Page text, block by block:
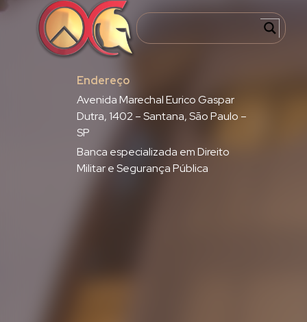
Endereço
Avenida Marechal Eurico Gaspar
Dutra, 1402 – Santana, São Paulo –
SP
Banca especializada em Direito
Militar e Segurança Pública